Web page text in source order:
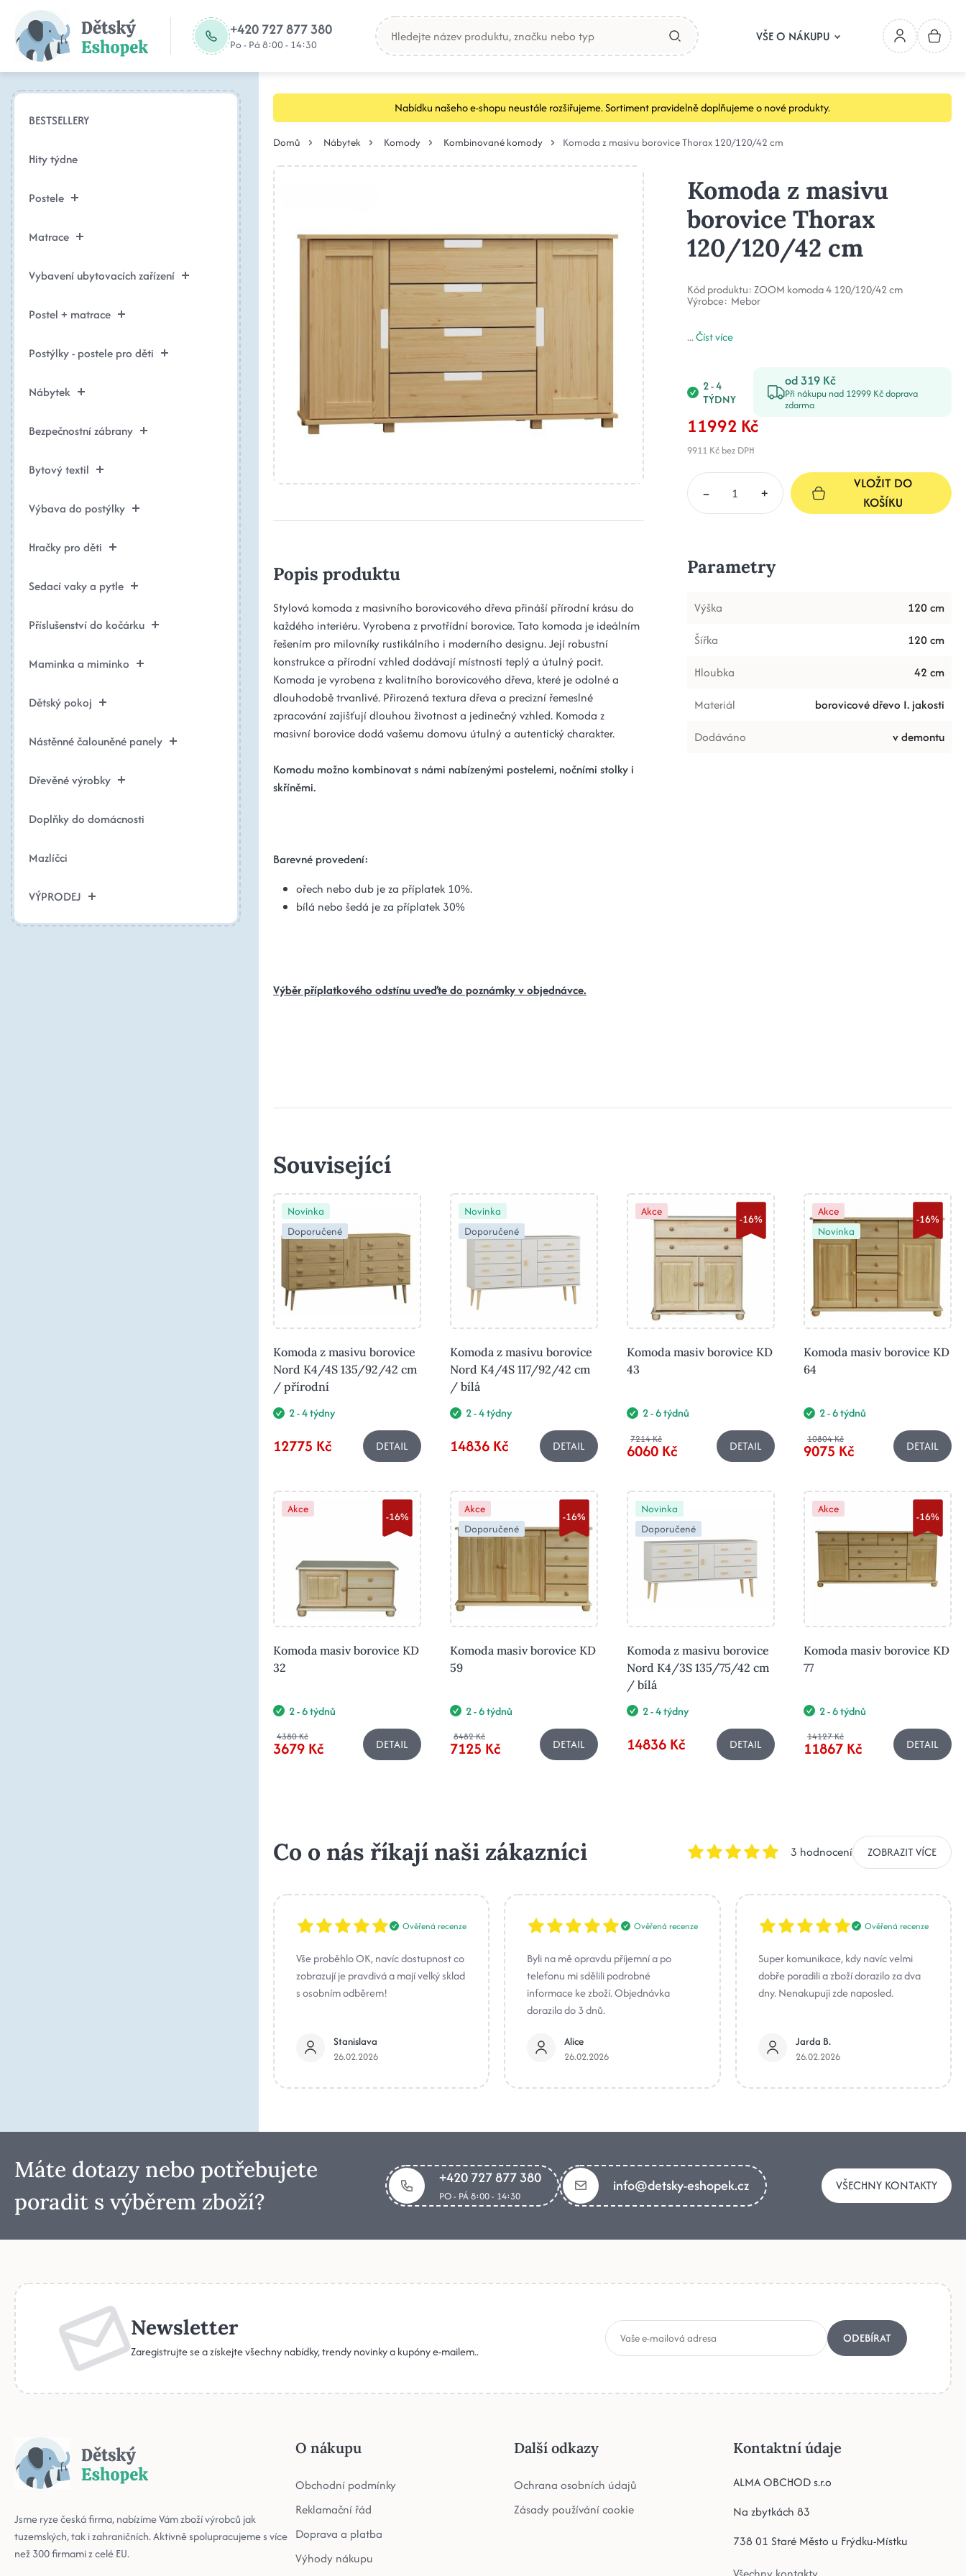
+420 727 877 380
Po - Pá 8:00 - 14:30
VŠE O NÁKUPU
BESTSELLERY
Hity týdne
Postele
Matrace
Vybavení ubytovacích zařízení
Postel + matrace
Postýlky - postele pro děti
Nábytek
Bezpečnostní zábrany
Bytový textil
Výbava do postýlky
Hračky pro děti
Sedací vaky a pytle
Příslušenství do kočárku
Maminka a miminko
Dětský pokoj
Nástěnné čalouněné panely
Dřevěné výrobky
Doplňky do domácnosti
Mazlíčci
VÝPRODEJ
Nabídku našeho e-shopu neustále rozšiřujeme. Sortiment pravidelně doplňujeme o nové produkty.
Domů Nábytek Komody Kombinované komody Komoda z masivu borovice Thorax 120/120/42 cm
Popis produktu
Stylová komoda z masivního borovicového dřeva přináší přírodní krásu do
každého interiéru. Vyrobena z prvotřídní borovice. Tato komoda je ideálním
řešením pro milovníky rustikálního i moderního designu. Její robustní
konstrukce a přírodní vzhled dodávají místnosti teplý a útulný pocit.
Komoda je vyrobena z kvalitního borovicového dřeva, které je odolné a
dlouhodobě trvanlivé. Přirozená textura dřeva a precizní řemeslné
zpracování zajišťují dlouhou životnost a jedinečný vzhled. Komoda z
masivní borovice dodá vašemu domovu útulný a autentický charakter.
Komodu možno kombinovat s námi nabízenými postelemi, nočními stolky i
skříněmi.
Barevné provedení:
ořech nebo dub je za příplatek 10%.
bílá nebo šedá je za příplatek 30%
Výběr příplatkového odstínu uveďte do poznámky v objednávce.
Komoda z masivu
borovice Thorax
120/120/42 cm
Kód produktu:ZOOM komoda 4 120/120/42 cm
Výrobce: Mebor
...Číst více
2 - 4
TÝDNY
od 319 Kč
Při nákupu nad 12999 Kč doprava
zdarma
11992 Kč
9911 Kčbez DPH
– +
VLOŽIT DO
KOŠÍKU
Parametry
Výška
120 cm
Šířka
120 cm
Hloubka
42 cm
Materiál
borovicové dřevo I. jakosti
Dodáváno
v demontu
Související
Novinka
Doporučené
Komoda z masivu borovice
Nord K4/4S 135/92/42 cm
/ přírodní
2 - 4 týdny
12775 Kč DETAIL
Novinka
Doporučené
Komoda z masivu borovice
Nord K4/4S 117/92/42 cm
/ bílá
2 - 4 týdny
14836 Kč DETAIL
Akce
-16%
Komoda masiv borovice KD
43
2 - 6 týdnů
7214 Kč
6060 Kč DETAIL
Akce
Novinka
-16%
Komoda masiv borovice KD
64
2 - 6 týdnů
10804 Kč
9075 Kč DETAIL
Akce
-16%
Komoda masiv borovice KD
32
2 - 6 týdnů
4380 Kč
3679 Kč DETAIL
Akce
Doporučené
-16%
Komoda masiv borovice KD
59
2 - 6 týdnů
8482 Kč
7125 Kč DETAIL
Novinka
Doporučené
Komoda z masivu borovice
Nord K4/3S 135/75/42 cm
/ bílá
2 - 4 týdny
14836 Kč DETAIL
Akce
-16%
Komoda masiv borovice KD
77
2 - 6 týdnů
14127 Kč
11867 Kč DETAIL
Co o nás říkají naši zákazníci 3 hodnocení ZOBRAZIT VÍCE
Ověřená recenze
Vše proběhlo OK, navíc dostupnost co
zobrazují je pravdivá a mají velký sklad
s osobním odběrem!
Stanislava
26.02.2026
Ověřená recenze
Byli na mě opravdu příjemní a po
telefonu mi sdělili podrobné
informace ke zboží. Objednávka
dorazila do 3 dnů.
Alice
26.02.2026
Ověřená recenze
Super komunikace, kdy navíc velmi
dobře poradili a zboží dorazilo za dva
dny. Nenakupuji zde naposled.
Jarda B.
26.02.2026
Máte dotazy nebo potřebujete
poradit s výběrem zboží?
+420 727 877 380
PO - PÁ 8:00 - 14:30
info@detsky-eshopek.cz VŠECHNY KONTAKTY
Newsletter
Zaregistrujte se a získejte všechny nabídky, trendy novinky a kupóny e-mailem..
ODEBÍRAT
Jsme ryze česká firma, nabízíme Vám zboží výrobců jak
tuzemských, tak i zahraničních. Aktivně spolupracujeme s více
než 300 firmami z celé EU.
O nákupu
Obchodní podmínky
Reklamační řád
Doprava a platba
Výhody nákupu
Další odkazy
Ochrana osobních údajů
Zásady používání cookie
Kontaktní údaje
ALMA OBCHOD s.r.o
Na zbytkách 83
738 01 Staré Město u Frýdku-Místku